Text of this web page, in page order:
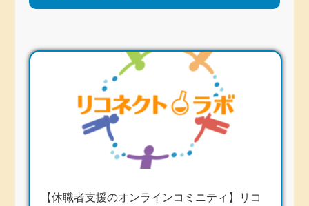
【休職者支援のオンラインコミニティ】リコ